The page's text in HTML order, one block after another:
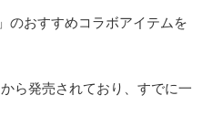
のおすすめコラボアイテムを
ら発売されており、すでに一